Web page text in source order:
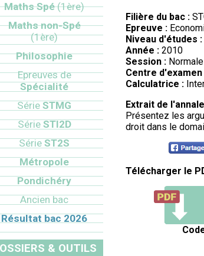
Filière du bac :
Epreuve :
Niveau d'études :
Année : 2010
Session : Normale
Centre d'examen
Calculatrice :
Extrait de
Présentez les
droit dans le
Télécharger le
Maths Spé(1ère)
Maths non-Spé
(1ère)
Philosophie
Epreuves de
Spécialité
Série STMG
SérieSTI2D
Série ST2S
Métropole
Pondichéry
Ancien bac
Résultat bac 2026
& OUTILS